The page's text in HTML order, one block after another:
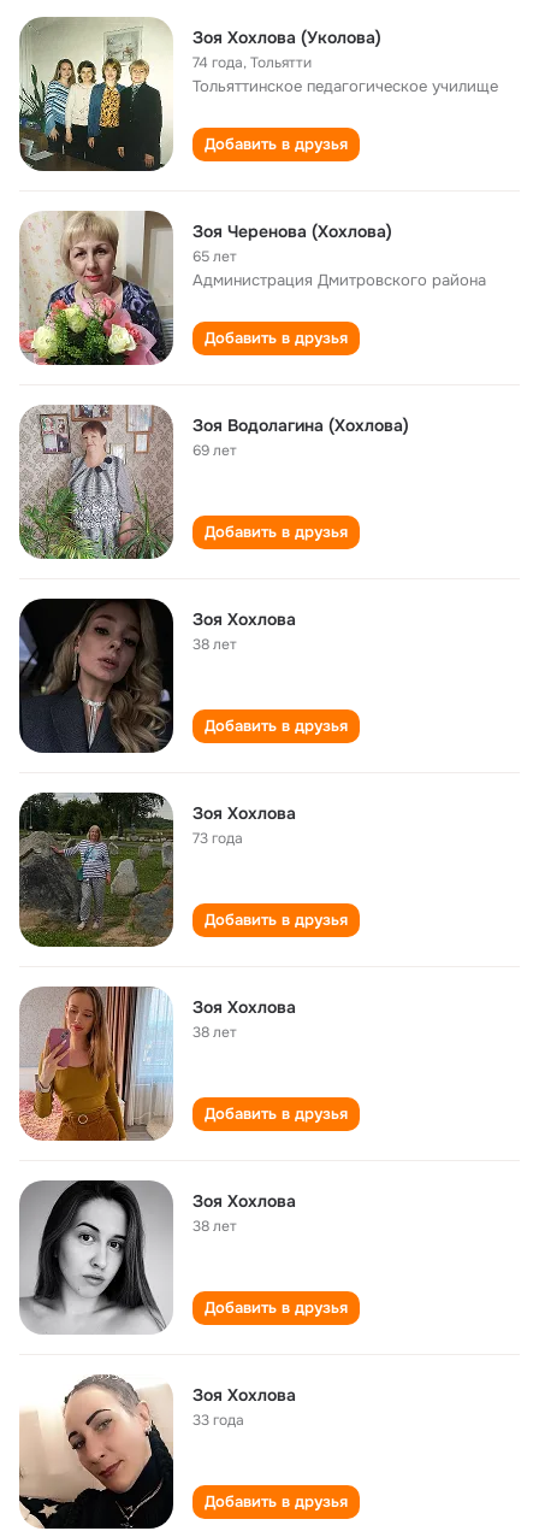
Зоя Хохлова (Уколова)
74 года,Тольятти
Тольяттинское педагогическое училище
Добавить в друзья
Зоя Черенова (Хохлова)
65 лет
Администрация Дмитровского района
Добавить в друзья
Зоя Водолагина (Хохлова)
69 лет
Добавить в друзья
Зоя Хохлова
38 лет
Добавить в друзья
Зоя Хохлова
73 года
Добавить в друзья
Зоя Хохлова
38 лет
Добавить в друзья
Зоя Хохлова
38 лет
Добавить в друзья
Зоя Хохлова
33 года
Добавить в друзья